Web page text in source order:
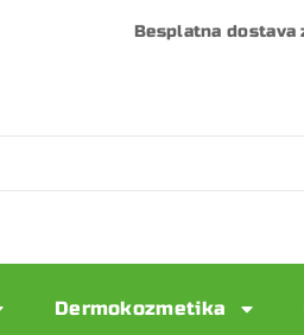
Besplatna dostava
Dermokozmetika